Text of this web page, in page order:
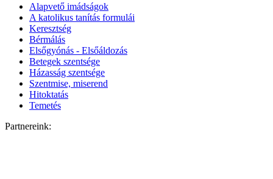
Alapvető imádságok
A katolikus tanítás formulái
Keresztség
Bérmálás
Elsőgyónás - Elsőáldozás
Betegek szentsége
Házasság szentsége
Szentmise, miserend
Hitoktatás
Temetés
Partnereink: